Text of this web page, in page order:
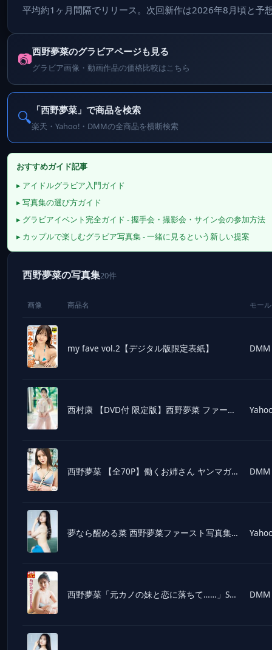
平均約1ヶ月間隔でリリース。次回新作は2026年8月頃と予
📷西野夢菜のグラビアページも見る
グラビア画像・動画作品の価格比較はこちら
🔍 「西野夢菜」で商品を検索
楽天・Yahoo!・DMMの全商品を横断検索
おすすめガイド記事
▸ アイドルグラビア入門ガイド
▸ 写真集の選び方ガイド
▸ グラビアイベント完全ガイド - 握手会・撮影会・サイン会の参加方法
▸ カップルで楽しむグラビア写真集 - 一緒に見るという新しい提案
西野夢菜の写真集20件
画像 商品名 モール
my fave vol.2【デジタル版限定表紙】 DMM
西村康 【DVD付 限定版】西野夢菜 ファースト写真集 『 夢なら醒める菜 』 Book
西野夢菜 【全70P】働くお姉さん ヤンマガデジタル写真集 DMM
夢なら醒める菜 西野夢菜ファースト写真集/西村康
西野夢菜「元カノの妹と恋に落ちて……」SPA！デジタル写真集 DMM